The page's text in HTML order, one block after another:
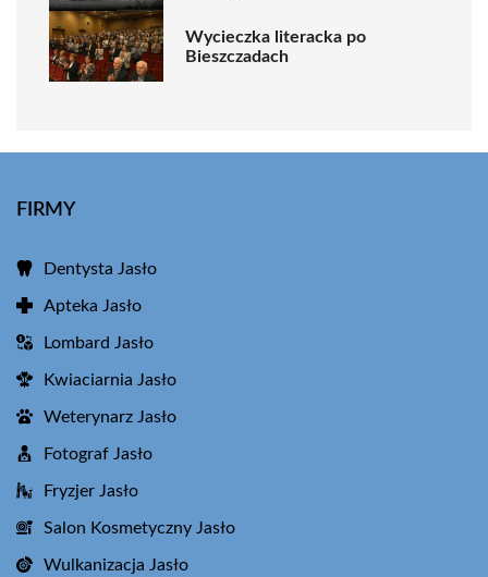
Wycieczka literacka po
Bieszczadach
FIRMY
Dentysta Jasło
Apteka Jasło
Lombard Jasło
Kwiaciarnia Jasło
Weterynarz Jasło
Fotograf Jasło
Fryzjer Jasło
Salon Kosmetyczny Jasło
Wulkanizacja Jasło